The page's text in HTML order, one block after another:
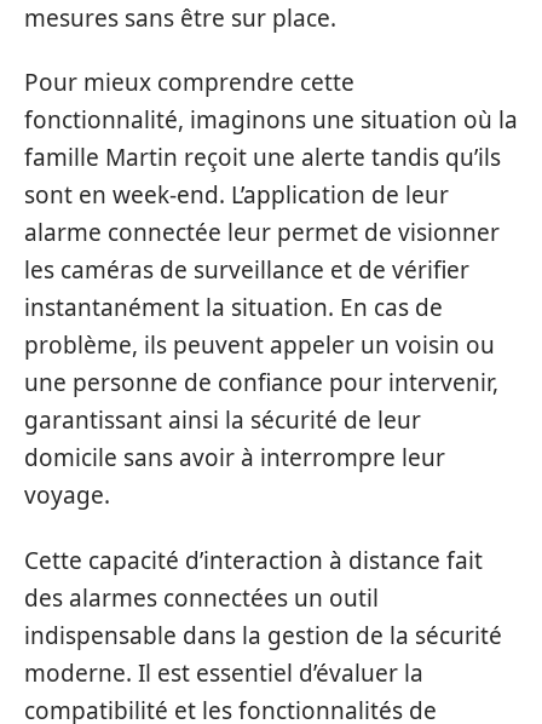
mesures sans être sur place.
Pour mieux comprendre cette
fonctionnalité, imaginons une situation où la
famille Martin reçoit une alerte tandis qu’ils
sont en week-end. L’application de leur
alarme connectée leur permet de visionner
les caméras de surveillance et de vérifier
instantanément la situation. En cas de
problème, ils peuvent appeler un voisin ou
une personne de confiance pour intervenir,
garantissant ainsi la sécurité de leur
domicile sans avoir à interrompre leur
voyage.
Cette capacité d’interaction à distance fait
des alarmes connectées un outil
indispensable dans la gestion de la sécurité
moderne. Il est essentiel d’évaluer la
compatibilité et les fonctionnalités de